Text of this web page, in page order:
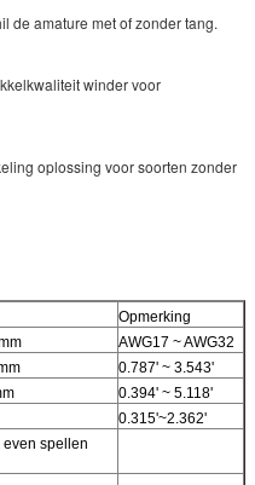
de amature met of zonder tang.
winder voor
oplossing voor soorten zonder
Opmerking
AWG17 ~ AWG32
0.787' ~ 3.543'
0.394' ~ 5.118'
0.315'~2.362'
even spellen